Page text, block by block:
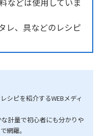
などは使用していま
レ、具などのレシピ
シピを紹介するWEBメディ
計量で初心者にも分かりや
網羅。